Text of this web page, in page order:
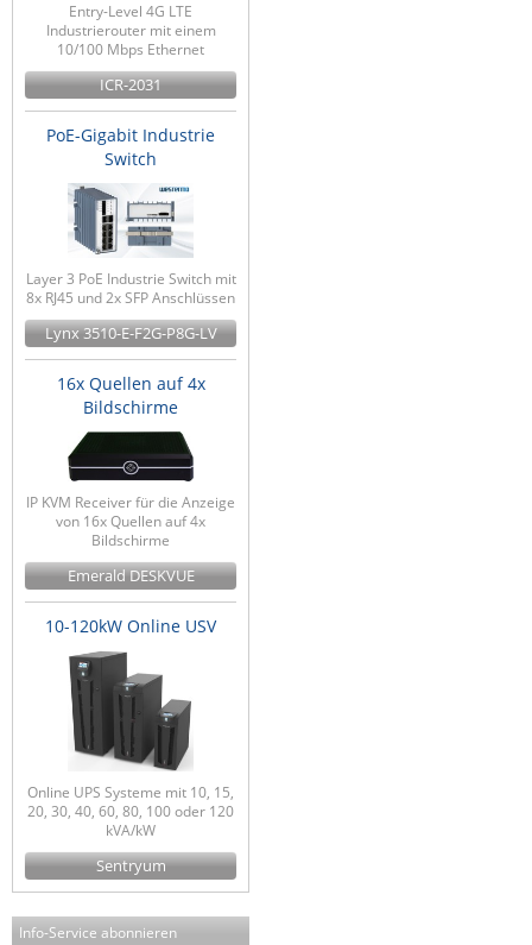
Entry-Level 4G LTE
Industrierouter mit einem
10/100 Mbps Ethernet
ICR-2031
PoE-Gigabit Industrie
Switch
Layer 3 PoE Industrie Switch mit
8x RJ45 und 2x SFP Anschlüssen
Lynx 3510-E-F2G-P8G-LV
16x Quellen auf 4x
Bildschirme
IP KVM Receiver für die Anzeige
von 16x Quellen auf 4x
Bildschirme
Emerald DESKVUE
10-120kW Online USV
Online UPS Systeme mit 10, 15,
20, 30, 40, 60, 80, 100 oder 120
kVA/kW
Sentryum
Info-Service abonnieren